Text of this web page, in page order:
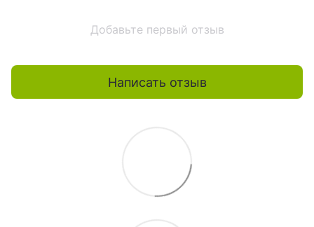
Добавьте первый отзыв
Написать отзыв